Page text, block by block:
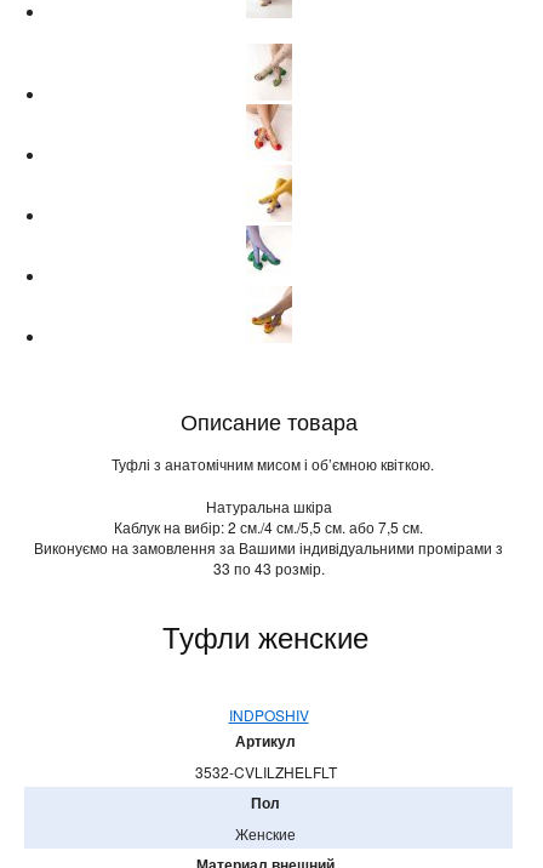
Описание товара
Туфлі з анатомічним мисом і об’ємною квіткою.
Натуральна шкіра
Каблук на вибір: 2 см./4 см./5,5 см. або 7,5 см.
Виконуємо на замовлення за Вашими індивідуальними промірами з
33 по 43 розмір.
Туфли женские
INDPOSHIV
Артикул
3532-CVLILZHELFLT
Пол
Женские